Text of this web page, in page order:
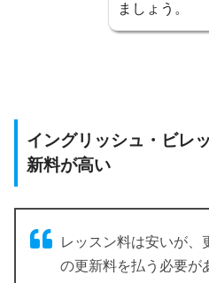
ましょう。
イングリッシュ・ビレ
新料が高い
レッスン料は安いが、
の更新料を払う必要が